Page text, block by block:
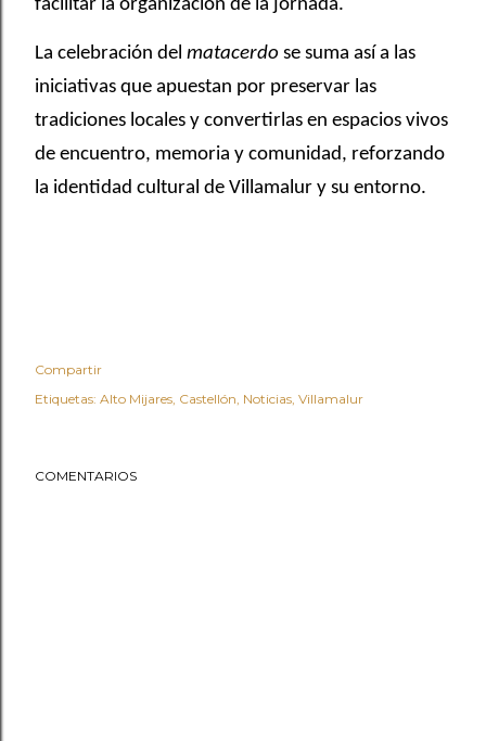
facilitar la organización de la jornada.
La celebración del matacerdo se suma así a las
iniciativas que apuestan por preservar las
tradiciones locales y convertirlas en espacios vivos
de encuentro, memoria y comunidad, reforzando
la identidad cultural de Villamalur y su entorno.
Compartir
Etiquetas: Alto Mijares Castellón Noticias Villamalur
COMENTARIOS